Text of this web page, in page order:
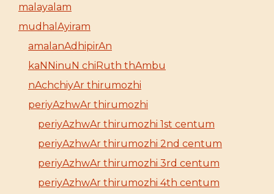
malayalam
mudhalAyiram
amalanAdhipirAn
kaNNinuN chiRuth thAmbu
nAchchiyAr thirumozhi
periyAzhwAr thirumozhi
periyAzhwAr thirumozhi 1st centum
periyAzhwAr thirumozhi 2nd centum
periyAzhwAr thirumozhi 3rd centum
periyAzhwAr thirumozhi 4th centum